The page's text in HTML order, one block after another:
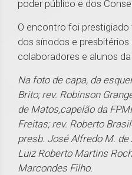
poder público e dos
O encontro foi
dos sínodos e presbitérios
colaboradores e alunos da
Na foto de capa, da
Brito; rev. Robinson
de Matos,capelão da
Freitas; rev. Roberto
presb. José Alfredo M. de
Luiz Roberto Martins
Marcondes Filho.